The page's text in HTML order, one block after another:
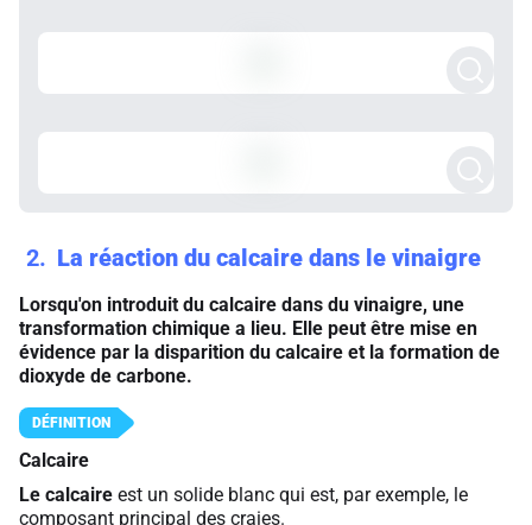
2 La réaction du calcaire dans le vinaigre
Lorsqu'on introduit du calcaire dans du vinaigre, une
transformation chimique a lieu. Elle peut être mise en
évidence par la disparition du calcaire et la formation de
dioxyde de carbone.
Calcaire
Le calcaire est un solide blanc qui est, par exemple, le
composant principal des craies.